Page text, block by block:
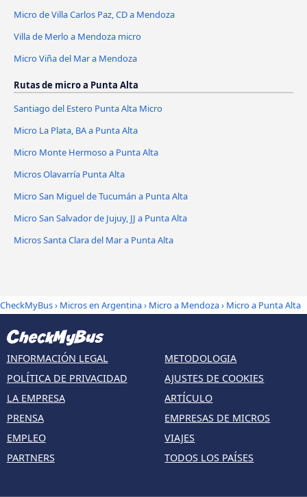
Micro de Villa Carlos Paz, CD a Mendoza
Villa de Merlo a Mendoza micro
Micro Viña del Mar a Mendoza
Rutas de micro a Punta Alta
Santiago del Estero Punta Alta Micro
Micro La Plata, BA a Punta Alta
Micro Monte Hermoso a Punta Alta
Micros Olavarría Punta Alta
Micro San Miguel de Tucumán a Punta Alta
Micro San Salvador de Jujuy, JJ a Punta Alta
Micros Santa Clara del Mar a Punta Alta
CheckMyBus› Micros en Argentina› Micro a Mendoza› Micro a Punta Alta
INFORMACIÓN LEGAL
POLÍTICA DE PRIVACIDAD
LA EMPRESA
PRENSA
EMPLEO
PARTNERS
METODOLOGIA
AJUSTES DE COOKIES
ARTÍCULO
EMPRESAS DE MICROS
VIAJES
TODOS LOS PAÍSES